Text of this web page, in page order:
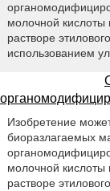
молочной кислоты
растворе
использованием
Изобретение
биоразлагаемых
молочной кислоты
растворе